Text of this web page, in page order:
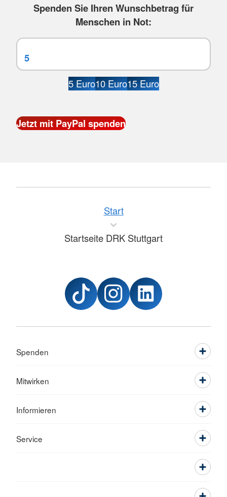
Spenden Sie Ihren Wunschbetrag für
Menschen in Not:
5 Euro10 Euro15 Euro
Start
Startseite DRK Stuttgart
Spenden
Mitwirken
Informieren
Service